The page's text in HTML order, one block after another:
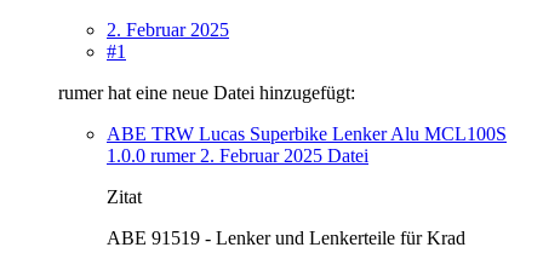
2. Februar 2025
#1
rumer hat eine neue Datei hinzugefügt:
ABE TRW Lucas Superbike Lenker Alu MCL100S
1.0.0 rumer 2. Februar 2025 Datei
Zitat
ABE 91519 - Lenker und Lenkerteile für Krad